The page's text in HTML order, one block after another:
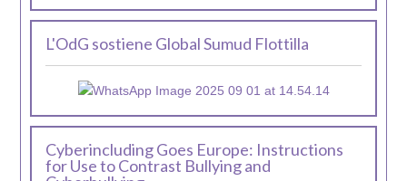
L'OdG sostiene Global Sumud Flottilla
Cyberincluding Goes Europe: Instructions
for Use to Contrast Bullying and